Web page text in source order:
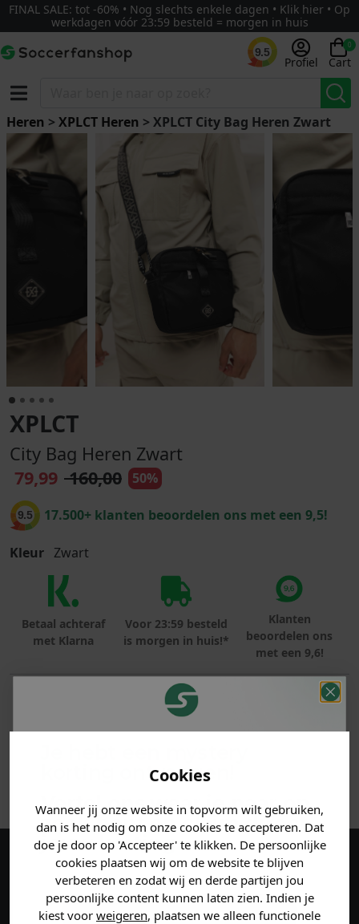
Cookies
Wanneer jij onze website in topvorm wilt gebruiken,
dan is het nodig om onze cookies te accepteren. Dat
doe je door op 'Accepteer' te klikken. De persoonlijke
cookies plaatsen wij om de website te blijven
verbeteren en zodat wij en derde partijen jou
persoonlijke content kunnen laten zien. Indien je
kiest voor weigeren, plaatsen we alleen functionele
FINAL SALE: tot -60% • Nog slechts enkele dagen • Klik hier • Op
werkdagen vóór 23:59 besteld = morgen in huis
9.5
Profiel
0
Cart
Heren >XPLCT Heren > XPLCT City Bag Heren Zwart
XPLCT
City Bag Heren Zwart
79,99 160,00 50%
9.5 17.500+ klanten beoordelen ons met een 9,5!
Kleur Zwart
Betaal achteraf
met Klarna
Voor 23:59 besteld
is morgen in huis!*
Klanten
beoordelen ons
met een 9,6!
PRODUCTINFORMATIE
MATERIAAL & WASVOORSCHRIFT
ANDERE BESTELDEN OOK
Maak een account aan en ontvang 5%
korting op je eerste bestelling!
korting ontvangen!
Vertel ons waar je naar op
zoek bent en claim direct
jouwkorting.
Heren kleding